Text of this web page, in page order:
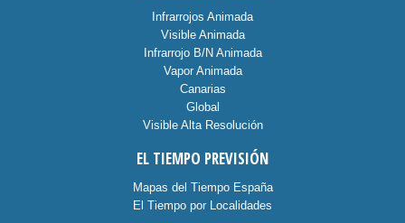
Infrarrojos Animada
Visible Animada
Infrarrojo B/N Animada
Vapor Animada
Canarias
Global
Visible Alta Resolución
EL TIEMPO PREVISIÓN
Mapas del Tiempo España
El Tiempo por Localidades